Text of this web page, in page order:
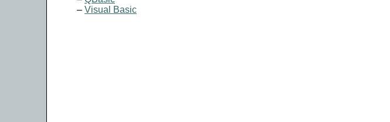
Visual Basic